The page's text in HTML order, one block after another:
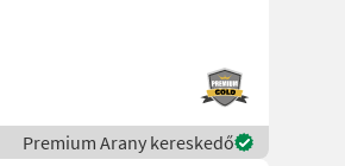
Premium Arany kereskedő